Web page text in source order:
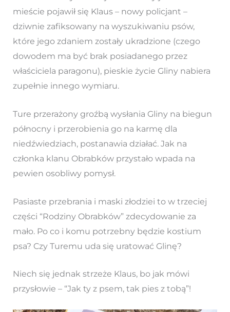
mieście pojawił się Klaus – nowy policjant –
dziwnie zafiksowany na wyszukiwaniu psów,
które jego zdaniem zostały ukradzione (czego
dowodem ma być brak posiadanego przez
właściciela paragonu), pieskie życie Gliny nabiera
zupełnie innego wymiaru.
Ture przerażony groźbą wysłania Gliny na biegun
północny i przerobienia go na karmę dla
niedźwiedziach, postanawia działać. Jak na
członka klanu Obrabków przystało wpada na
pewien osobliwy pomysł.
Pasiaste przebrania i maski złodziei to w trzeciej
części “Rodziny Obrabków” zdecydowanie za
mało. Po co i komu potrzebny będzie kostium
psa? Czy Turemu uda się uratować Glinę?
Niech się jednak strzeże Klaus, bo jak mówi
przysłowie – “Jak ty z psem, tak pies z tobą”!